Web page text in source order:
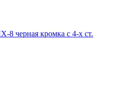
8 черная кромка с 4-х ст.